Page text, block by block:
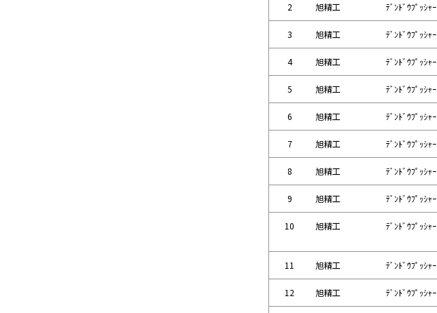
2 旭精工 ﾃﾞﾝﾄﾞｳﾌﾟｯｼｬｰ
3 旭精工 ﾃﾞﾝﾄﾞｳﾌﾟｯｼｬｰ
4 旭精工 ﾃﾞﾝﾄﾞｳﾌﾟｯｼｬｰ
5 旭精工 ﾃﾞﾝﾄﾞｳﾌﾟｯｼｬｰ
6 旭精工 ﾃﾞﾝﾄﾞｳﾌﾟｯｼｬｰ
7 旭精工 ﾃﾞﾝﾄﾞｳﾌﾟｯｼｬｰ
8 旭精工 ﾃﾞﾝﾄﾞｳﾌﾟｯｼｬｰ
9 旭精工 ﾃﾞﾝﾄﾞｳﾌﾟｯｼｬｰ
10 旭精工 ﾃﾞﾝﾄﾞｳﾌﾟｯｼｬｰ
11 旭精工 ﾃﾞﾝﾄﾞｳﾌﾟｯｼｬｰ
12 旭精工 ﾃﾞﾝﾄﾞｳﾌﾟｯｼｬｰ